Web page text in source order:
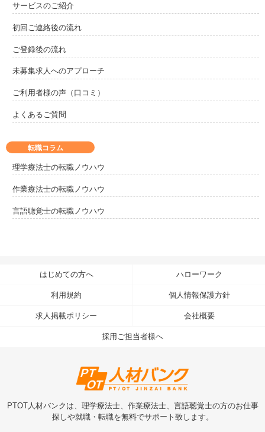
サービスのご紹介
初回ご連絡後の流れ
ご登録後の流れ
未募集求人へのアプローチ
ご利用者様の声（口コミ）
よくあるご質問
転職コラム
理学療法士の転職ノウハウ
作業療法士の転職ノウハウ
言語聴覚士の転職ノウハウ
はじめての方へ ハローワーク
利用規約 個人情報保護方針
求人掲載ポリシー 会社概要
採用ご担当者様へ
PTOT人材バンクは、理学療法士、作業療法士、言語聴覚士の方のお仕事
探しや就職・転職を無料でサポート致します。